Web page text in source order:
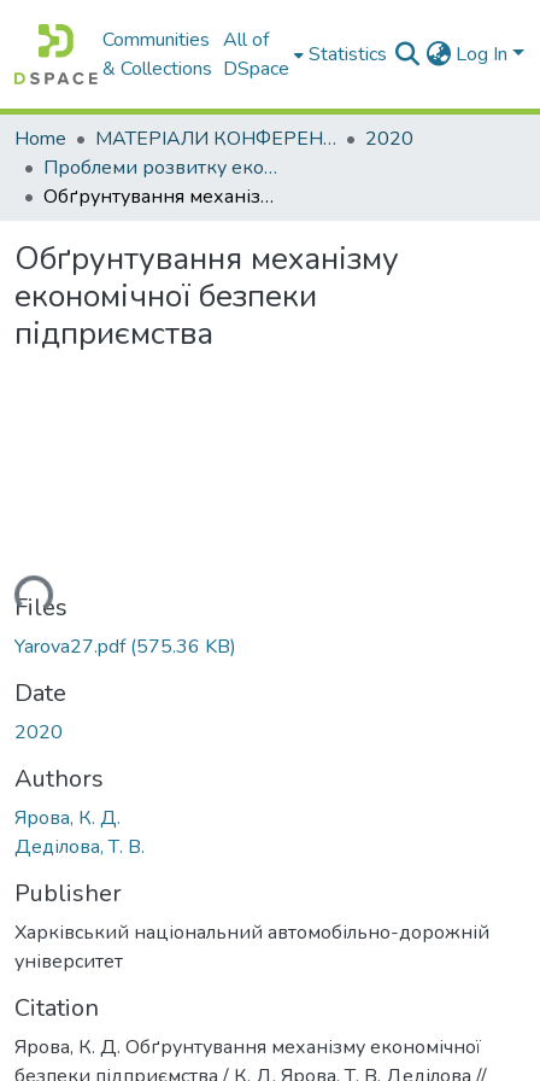
Communities
& Collections
All of
DSpace
Statistics Log In
Home МАТЕРІАЛИ КОНФЕРЕНЦІЙ
2020
Проблеми розвитку економіки підприємства: погляд молоді
Обґрунтування механізму економічної безпеки підприємства
Обґрунтування механізму
економічної безпеки
підприємства
Files
Yarova27.pdf(575.36 KB)
Date
2020
Authors
Ярова, К. Д.
Деділова, Т. В.
Publisher
Харківський національний автомобільно-дорожній
університет
Citation
Ярова, К. Д. Обґрунтування механізму економічної